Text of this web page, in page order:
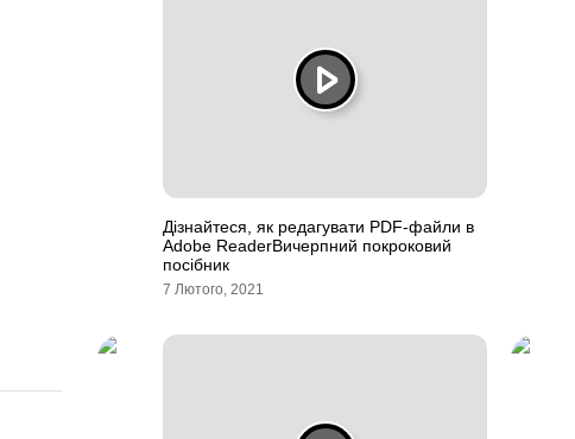
Дізнайтеся, як редагувати PDF-файли в
Adobe ReaderВичерпний покроковий
посібник
7 Лютого, 2021